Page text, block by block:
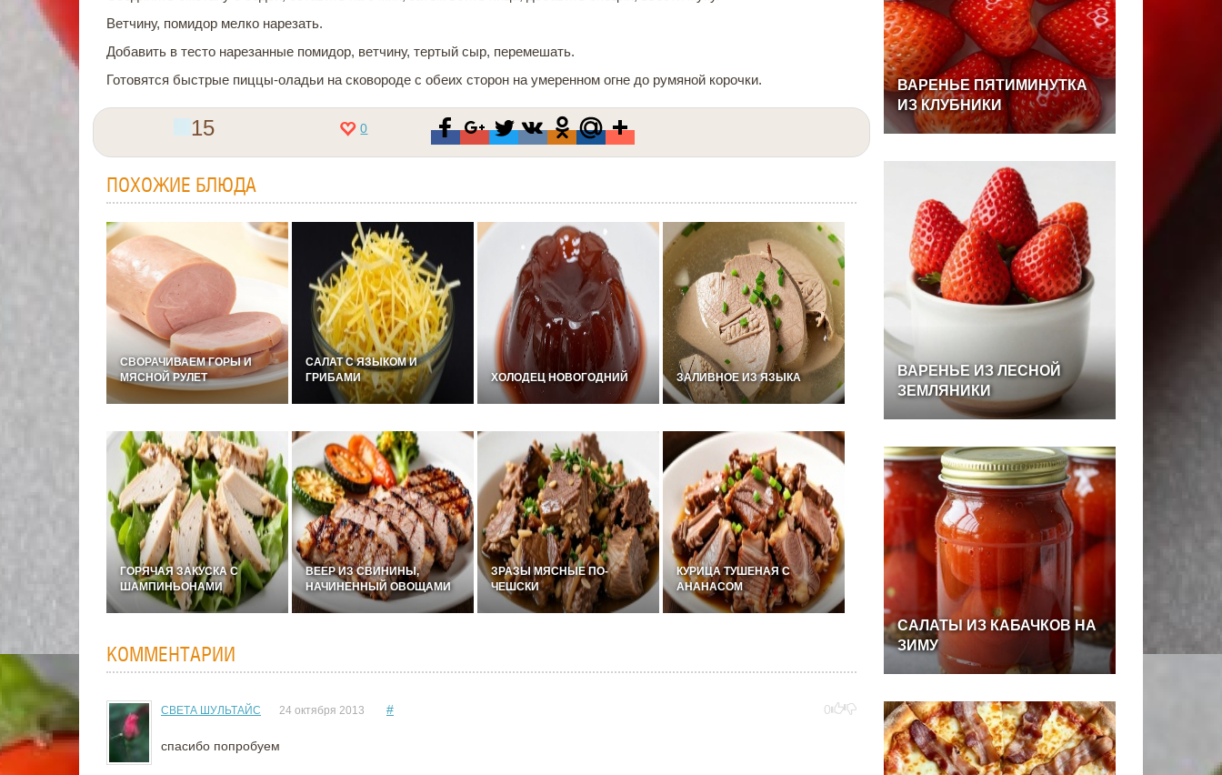
Ветчину, помидор мелко нарезать.
Добавить в тесто нарезанные помидор, ветчину, тертый сыр, перемешать.
Готовятся быстрые пиццы-оладьи на сковороде с обеих сторон на умеренном огне до румяной корочки.
15 0
ПОХОЖИЕ БЛЮДА
СВОРАЧИВАЕМ ГОРЫ И
МЯСНОЙ РУЛЕТ
САЛАТ С ЯЗЫКОМ И
ГРИБАМИ
ХОЛОДЕЦ НОВОГОДНИЙ ЗАЛИВНОЕ ИЗ ЯЗЫКА
ГОРЯЧАЯ ЗАКУСКА С
ШАМПИНЬОНАМИ
ВЕЕР ИЗ СВИНИНЫ,
НАЧИНЕННЫЙ ОВОЩАМИ
ЗРАЗЫ МЯСНЫЕ ПО-
ЧЕШСКИ
КУРИЦА ТУШЕНАЯ С
АНАНАСОМ
КОММЕНТАРИИ
СВЕТА ШУЛЬТАЙС 24 октября 2013 # 0
спасибо попробуем
ВАРЕНЬЕПЯТИМИНУТКА
ИЗКЛУБНИКИ
ВАРЕНЬЕ ИЗЛЕСНОЙ
ЗЕМЛЯНИКИ
САЛАТЫИЗКАБАЧКОВ НА
ЗИМУ